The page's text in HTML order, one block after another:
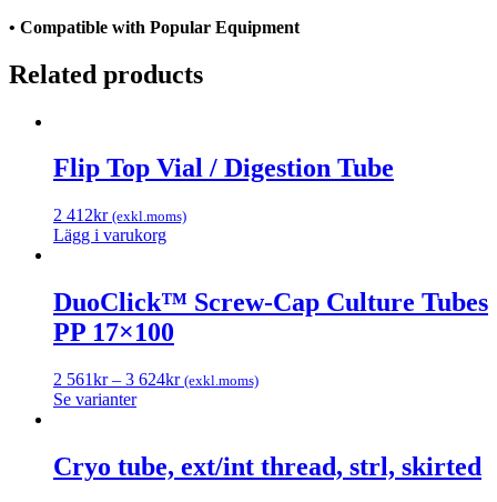
• Compatible with Popular Equipment
Related products
Flip Top Vial / Digestion Tube
2 412kr (exkl.moms)
Lägg i varukorg
DuoClick™ Screw-Cap Culture Tubes
PP 17×100
2 561kr– 3 624kr (exkl.moms)
Se varianter
Cryo tube, ext/int thread, strl, skirted